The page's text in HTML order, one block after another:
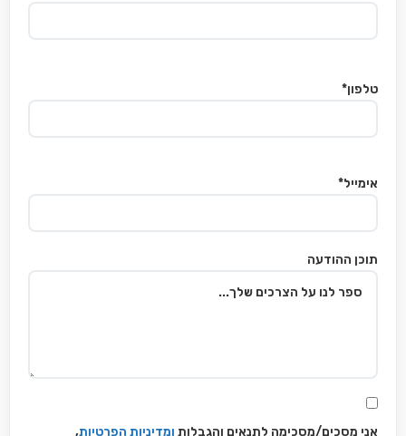
טלפון*
אימייל*
תוכן ההודעה
אני מסכים/מסכימה לתנאים והגבלות ומדיניות הפרטיות,